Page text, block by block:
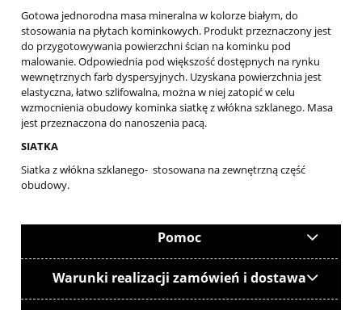
Gotowa jednorodna masa mineralna w kolorze białym, do
stosowania na płytach kominkowych. Produkt przeznaczony jest
do przygotowywania powierzchni ścian na kominku pod
malowanie. Odpowiednia pod większość dostępnych na rynku
wewnętrznych farb dyspersyjnych. Uzyskana powierzchnia jest
elastyczna, łatwo szlifowalna, można w niej zatopić w celu
wzmocnienia obudowy kominka siatkę z włókna szklanego. Masa
jest przeznaczona do nanoszenia pacą.
SIATKA
Siatka z włókna szklanego- stosowana na zewnętrzną część
obudowy.
Pomoc
Warunki realizacji zamówień i dostawa